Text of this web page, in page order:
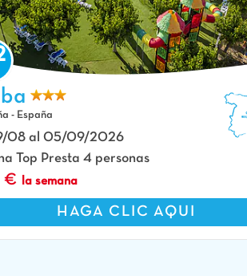
piscina, tobogán, zona de juegos en CAPFUN Alba en
(43).
- España
08 al 05/09/2026
Top Presta 4 personas
la semana
HAGA CLIC AQUI